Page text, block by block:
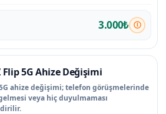
3.000₺
5G Ahize Değişimi
ahize değişimi; telefon görüşmelerinde
veya hiç duyulmaması